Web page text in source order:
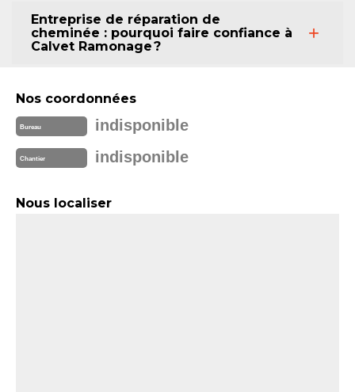
Entreprise de réparation de
cheminée : pourquoi faire confiance à
Calvet Ramonage ?
Nos coordonnées
Bureau indisponible
Chantier indisponible
Nous localiser